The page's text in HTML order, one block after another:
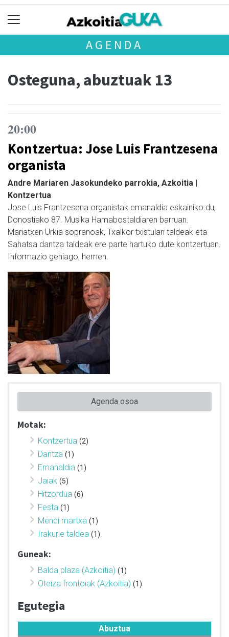
AGENDA
Osteguna, abuztuak 13
20:00
Kontzertua: Jose Luis Frantzesena
organista
Andre Mariaren Jasokundeko parrokia, Azkoitia |
Kontzertua
Jose Luis Frantzesena organistak emanaldia eskainiko du,
Donostiako 87. Musika Hamabostaldiaren barruan.
Mariatxen Urkia sopranoak, Txalkor txistulari taldeak eta
Sahatsa dantza taldeak ere parte hartuko dute kontzertuan.
Informazio gehiago, hemen.
Agenda osoa
Motak:
Kontzertua (2)
Dantza (1)
Emanaldia (1)
Jaiak (5)
Hitzordua (6)
Festa (1)
Mendi martxa (1)
Irakurle taldea (1)
Guneak:
Balda plaza (Azkoitia) (1)
Oteiza frontoiak (Azkoitia) (1)
Egutegia
Abuztua